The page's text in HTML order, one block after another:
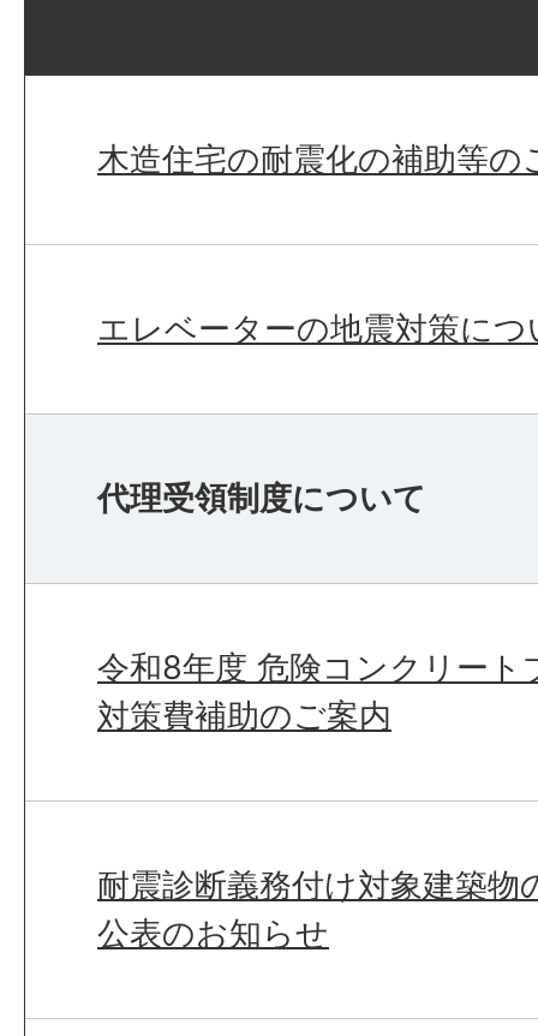
木造住宅の耐震化の補助等の
エレベーターの地震対策につ
代理受領制度について
令和8年度 危険コンクリート
対策費補助のご案内
耐震診断義務付け対象建築物
公表のお知らせ